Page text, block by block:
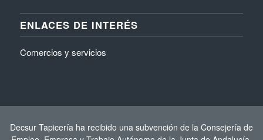
ENLACES DE INTERÉS
Comercios y servicios
Decsur Tapicería ha recibido una subvención de la Consejería de